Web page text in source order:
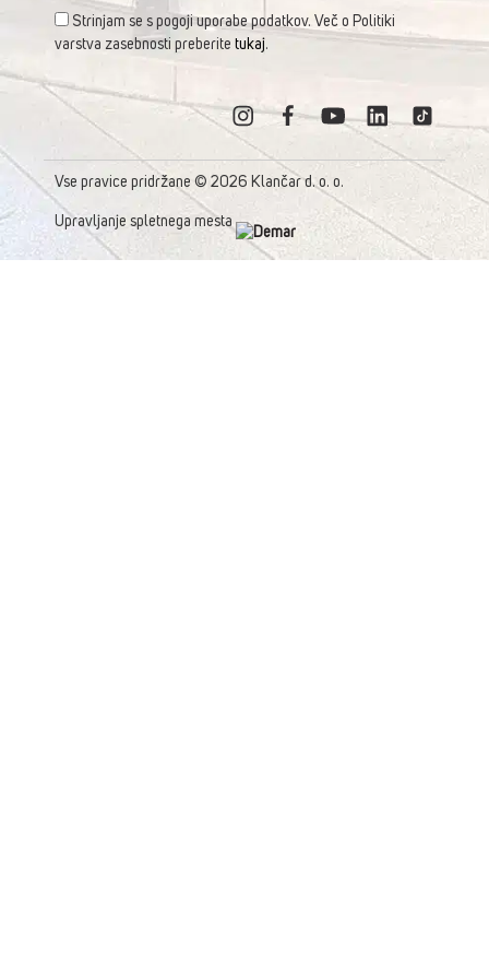
Strinjam se s pogoji uporabe podatkov. Več o Politiki
varstva zasebnosti preberite tukaj.
Vse pravice pridržane © 2026 Klančar d. o. o.
Upravljanje spletnega mesta